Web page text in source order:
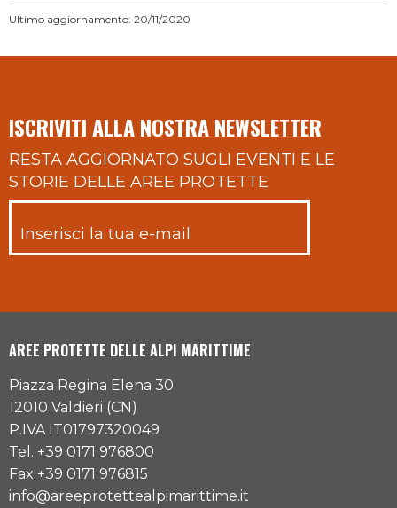
Ultimo aggiornamento: 20/11/2020
ISCRIVITI ALLA NOSTRA NEWSLETTER
RESTA AGGIORNATO SUGLI EVENTI E LE
STORIE DELLE AREE PROTETTE
AREE PROTETTE DELLE ALPI MARITTIME
Piazza Regina Elena 30
12010 Valdieri (CN)
P.IVA IT01797320049
Tel. +39 0171 976800
Fax +39 0171 976815
info@areeprotettealpimarittime.it